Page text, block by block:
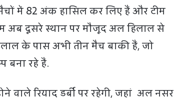
में 82 अंक हासिल कर लिए हैं और टीम
अब दूसरे स्थान पर मौजूद अल ह‍िलाल से
के पास अभी तीन मैच बाकी हैं, जो
बना रहे हैं.
वाले र‍ियाद डर्बी पर रहेगी, जहां अल नसर